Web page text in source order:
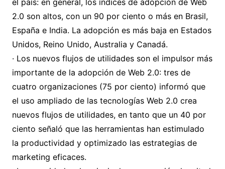
el país: en general, los índices de adopción de Web
2.0 son altos, con un 90 por ciento o más en Brasil,
España e India. La adopción es más baja en Estados
Unidos, Reino Unido, Australia y Canadá.
· Los nuevos flujos de utilidades son el impulsor más
importante de la adopción de Web 2.0: tres de
cuatro organizaciones (75 por ciento) informó que
el uso ampliado de las tecnologías Web 2.0 crea
nuevos flujos de utilidades, en tanto que un 40 por
ciento señaló que las herramientas han estimulado
la productividad y optimizado las estrategias de
marketing eficaces.